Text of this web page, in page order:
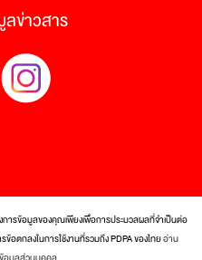
ารข้อมูลของคุณเพียงเพื่อการประมวลผลที่จำเป็นต่อ
อตกลงในการใช้งานที่รวมถึง PDPA ของไทยอ่าน
ข่าวสาร
All rights reserved.